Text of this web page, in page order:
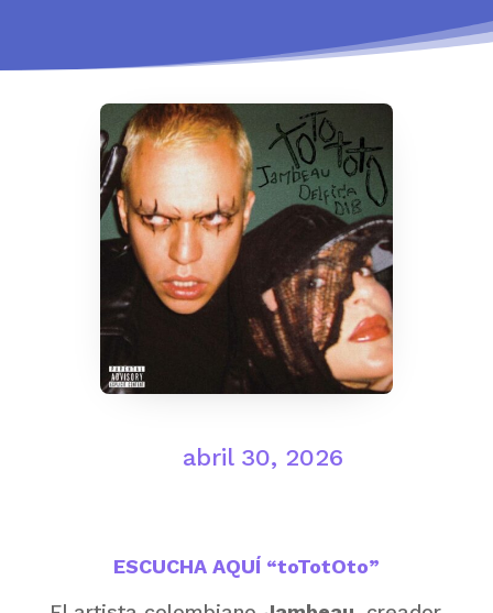
abril 30, 2026
ESCUCHA AQUÍ “toTotOto”